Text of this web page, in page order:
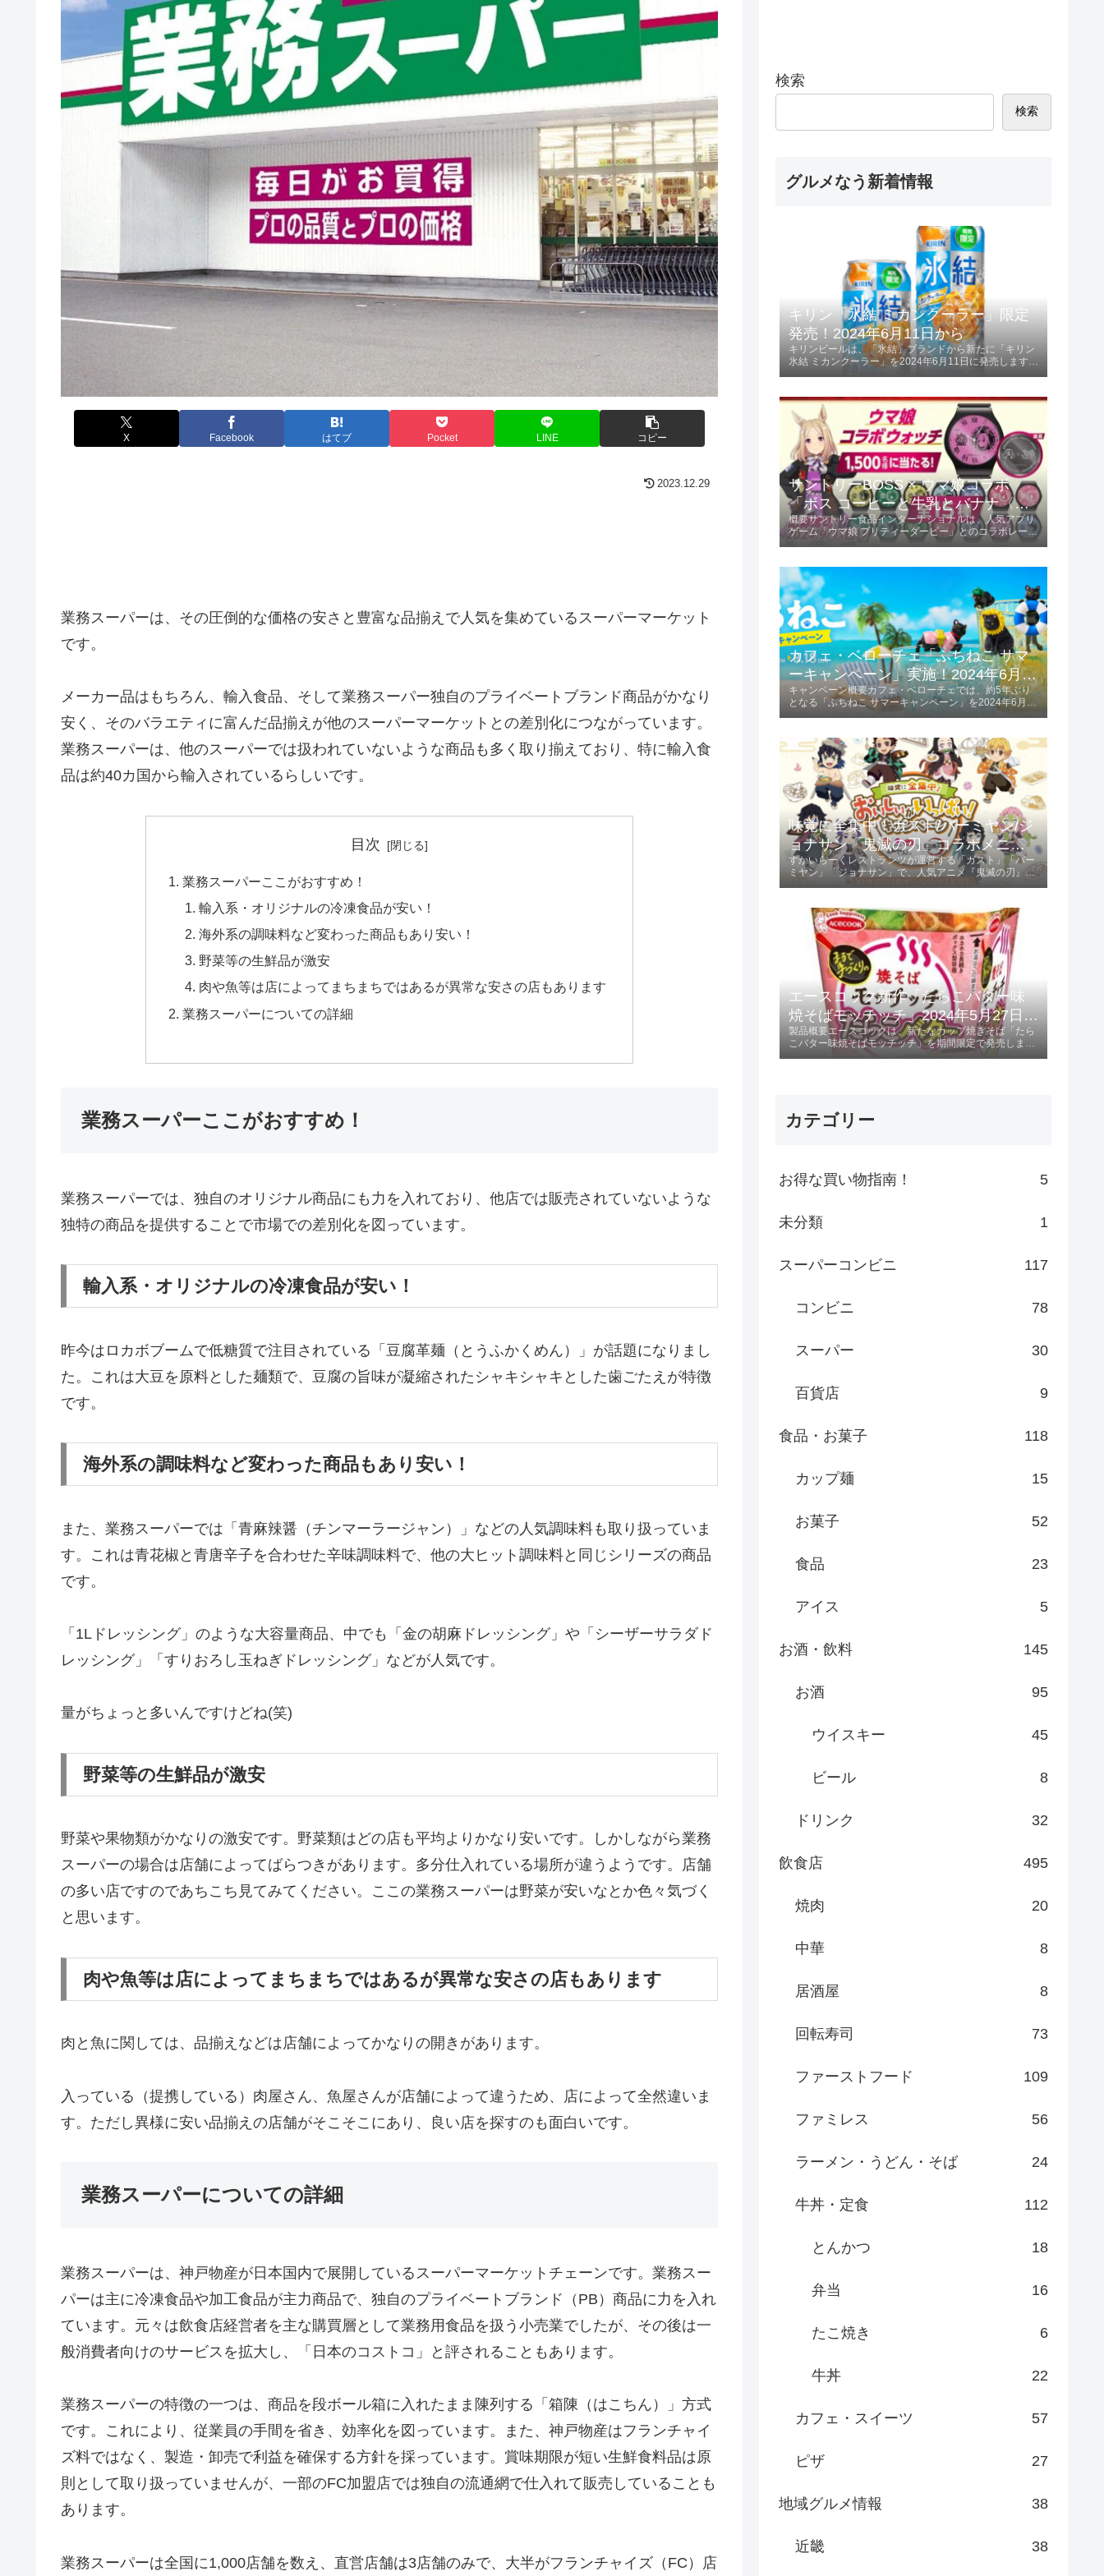
X Facebook はてブ Pocket LINE コピー
2023.12.29
業務スーパーは、その圧倒的な価格の安さと豊富な品揃えで人気を集めているスーパーマーケット
です。
メーカー品はもちろん、輸入食品、そして業務スーパー独自のプライベートブランド商品がかなり
安く、そのバラエティに富んだ品揃えが他のスーパーマーケットとの差別化につながっています。
業務スーパーは、他のスーパーでは扱われていないような商品も多く取り揃えており、特に輸入食
品は約40カ国から輸入されているらしいです​​。
目次
業務スーパーここがおすすめ！
輸入系・オリジナルの冷凍食品が安い！
海外系の調味料など変わった商品もあり安い！
野菜等の生鮮品が激安
肉や魚等は店によってまちまちではあるが異常な安さの店もあります
業務スーパーについての詳細
業務スーパーここがおすすめ！
業務スーパーでは、独自のオリジナル商品にも力を入れており、他店では販売されていないような
独特の商品を提供することで市場での差別化を図っています​​。
輸入系・オリジナルの冷凍食品が安い！
昨今はロカボブームで低糖質で注目されている「豆腐革麺（とうふかくめん）」が話題になりまし
た。これは大豆を原料とした麺類で、豆腐の旨味が凝縮されたシャキシャキとした歯ごたえが特徴
です​​。
海外系の調味料など変わった商品もあり安い！
また、業務スーパーでは「青麻辣醤（チンマーラージャン）」などの人気調味料も取り扱っていま
す。これは青花椒と青唐辛子を合わせた辛味調味料で、他の大ヒット調味料と同じシリーズの商品
です​​。
「1Lドレッシング」のような大容量商品、中でも「金の胡麻ドレッシング」や「シーザーサラダド
レッシング」「すりおろし玉ねぎドレッシング」などが人気です​​。
量がちょっと多いんですけどね(笑)
野菜等の生鮮品が激安
野菜や果物類がかなりの激安です。野菜類はどの店も平均よりかなり安いです。しかしながら業務
スーパーの場合は店舗によってばらつきがあります。多分仕入れている場所が違うようです。店舗
の多い店ですのであちこち見てみてください。ここの業務スーパーは野菜が安いなとか色々気づく
と思います。
肉や魚等は店によってまちまちではあるが異常な安さの店もあります
肉と魚に関しては、品揃えなどは店舗によってかなりの開きがあります。
入っている（提携している）肉屋さん、魚屋さんが店舗によって違うため、店によって全然違いま
す。ただし異様に安い品揃えの店舗がそこそこにあり、良い店を探すのも面白いです。
業務スーパーについての詳細
業務スーパーは、神戸物産が日本国内で展開しているスーパーマーケットチェーンです。業務スー
パーは主に冷凍食品や加工食品が主力商品で、独自のプライベートブランド（PB）商品に力を入れ
ています。元々は飲食店経営者を主な購買層として業務用食品を扱う小売業でしたが、その後は一
般消費者向けのサービスを拡大し、「日本のコストコ」と評されることもあります​​。
業務スーパーの特徴の一つは、商品を段ボール箱に入れたまま陳列する「箱陳（はこちん）」方式
です。これにより、従業員の手間を省き、効率化を図っています。また、神戸物産はフランチャイ
ズ料ではなく、製造・卸売で利益を確保する方針を採っています。賞味期限が短い生鮮食料品は原
則として取り扱っていませんが、一部のFC加盟店では独自の流通網で仕入れて販売していることも
あります​​。
業務スーパーは全国に1,000店舗を数え、直営店舗は3店舗のみで、大半がフランチャイズ（FC）店
検索
検索
グルメなう新着情報
キリン「氷結 ミカンクーラー」限定
発売！2024年6月11日から
キリンビールは、「氷結」ブランドから新たに「キリン
氷結 ミカンクーラー」を2024年6月11日に発売します。
ます。商品の特長爽やかな味わい...
サントリーBOSS × ウマ娘コラボ
「ボス コーヒーと牛乳とバナナ〈ウ
マ娘デザイン〉」2024年6月4日発
売！
概要サントリー食品インターナショナルは、人気アプリ
ゲーム「ウマ娘 プリティーダービー」とのコラボレーシ
この商品は185g容量で、価格は税...
カフェ・ベローチェ「ふちねこ サマ
ーキャンペーン」実施！2024年6月10
日～8月18日
キャンペーン概要カフェ・ベローチェでは、約5年ぶり
となる「ふちねこ サマーキャンペーン」を2024年6月10
ントされます。キャンペーン参...
味覚に全集中！ガスト/バーミヤン/ジ
ョナサン「鬼滅の刃」コラボメニュ
ー発売 2024年5月23日 第1弾、6月13
日 第2弾
すかいらーくレストランツが運営する「ガスト」「バー
ミヤン」「ジョナサン」で、人気アニメ『鬼滅の刃』と
し、特典としてオリジナルクリア...
エースコック新作「たらこバター味
焼そばモッチッチ」2024年5月27日発
売！
製品概要エースコックは、新たなカップ焼きそば「たら
こバター味焼そばモッチッチ」を期間限定で発売しま
カテゴリー
お得な買い物指南！ 5
未分類 1
スーパーコンビニ 117
コンビニ 78
スーパー 30
百貨店 9
食品・お菓子 118
カップ麺 15
お菓子 52
食品 23
アイス 5
お酒・飲料 145
お酒 95
ウイスキー 45
ビール 8
ドリンク 32
飲食店 495
焼肉 20
中華 8
居酒屋 8
回転寿司 73
ファーストフード 109
ファミレス 56
ラーメン・うどん・そば 24
牛丼・定食 112
とんかつ 18
弁当 16
たこ焼き 6
牛丼 22
カフェ・スイーツ 57
ピザ 27
地域グルメ情報 38
近畿 38